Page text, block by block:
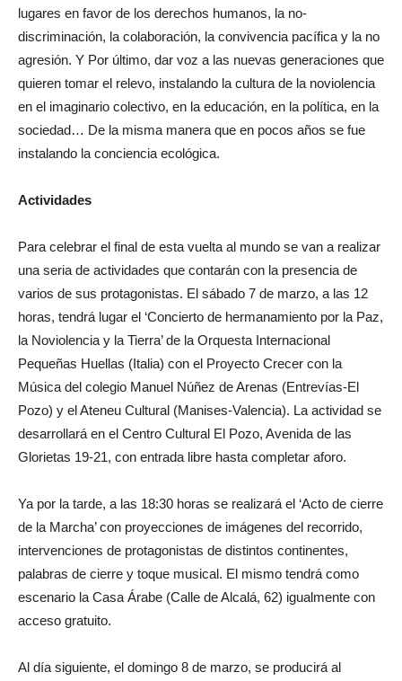
lugares en favor de los derechos humanos, la no-
discriminación, la colaboración, la convivencia pacífica y la no
agresión. Y Por último, dar voz a las nuevas generaciones que
quieren tomar el relevo, instalando la cultura de la noviolencia
en el imaginario colectivo, en la educación, en la política, en la
sociedad… De la misma manera que en pocos años se fue
instalando la conciencia ecológica.
Actividades
Para celebrar el final de esta vuelta al mundo se van a realizar
una seria de actividades que contarán con la presencia de
varios de sus protagonistas. El sábado 7 de marzo, a las 12
horas, tendrá lugar el ‘Concierto de hermanamiento por la Paz,
la Noviolencia y la Tierra’ de la Orquesta Internacional
Pequeñas Huellas (Italia) con el Proyecto Crecer con la
Música del colegio Manuel Núñez de Arenas (Entrevías-El
Pozo) y el Ateneu Cultural (Manises-Valencia). La actividad se
desarrollará en el Centro Cultural El Pozo, Avenida de las
Glorietas 19-21, con entrada libre hasta completar aforo.
Ya por la tarde, a las 18:30 horas se realizará el ‘Acto de cierre
de la Marcha’ con proyecciones de imágenes del recorrido,
intervenciones de protagonistas de distintos continentes,
palabras de cierre y toque musical. El mismo tendrá como
escenario la Casa Árabe (Calle de Alcalá, 62) igualmente con
acceso gratuito.
Al día siguiente, el domingo 8 de marzo, se producirá al